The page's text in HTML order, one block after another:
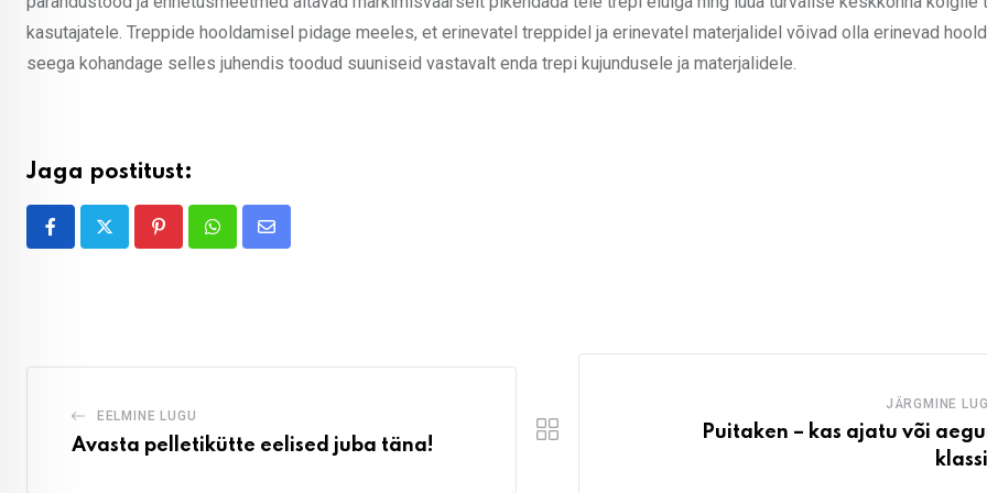
kasutajatele. Treppide hooldamisel pidage meeles, et erinevatel treppidel ja erinevatel materjalidel võivad olla erinevad
seega kohandage selles juhendis toodud suuniseid vastavalt enda trepi kujundusele ja materjalidele.
Jaga postitust:
PinterestWhatsappShare
EELMINE LUGU
Avasta pelletikütte eelised juba täna!
JÄRGMINE
Puitaken – kas ajatu või